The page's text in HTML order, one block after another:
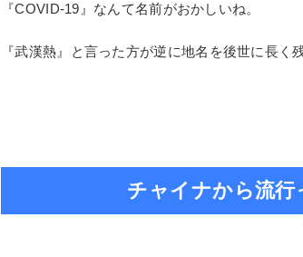
『COVID-19』なんて名前がおかしいね。
『武漢熱』と言った方が逆に地名を後世に長く
チャイナから流行